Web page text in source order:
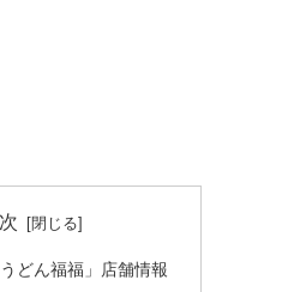
うどん福福」店舗情報